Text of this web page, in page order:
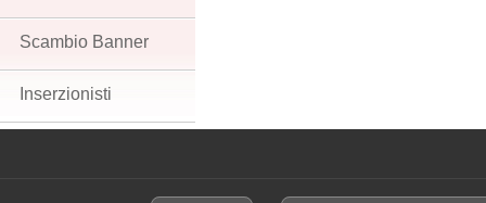
Scambio Banner
Inserzionisti